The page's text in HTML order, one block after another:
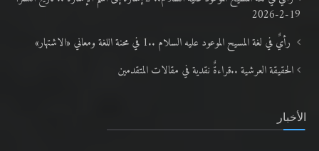
19-2-2026
رأيٌ في لغة المسيح الموعود عليه السلام ..1 في محنة اللغة ومعاني «الاشتهار»
الحقيقة العرشية ..قراءةٌ نقدية في مقالات المتقدمين
الأخبار